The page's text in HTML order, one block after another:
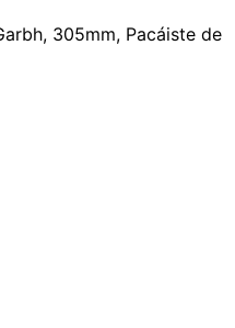
305mm, Pacáiste de